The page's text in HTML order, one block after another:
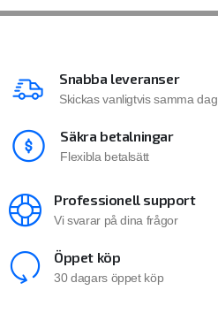
Snabba leveranser
Skickas vanligtvis samma dag
Säkra betalningar
Flexibla betalsätt
Professionell support
Vi svarar på dina frågor
Öppet köp
30 dagars öppet köp